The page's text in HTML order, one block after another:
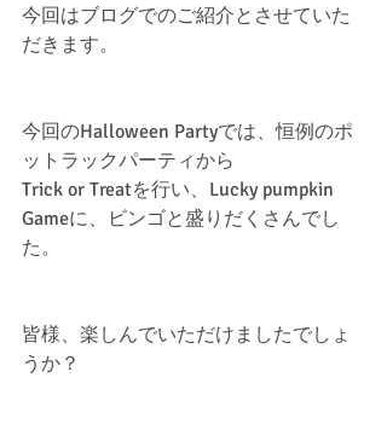
今回はブログでのご紹介とさせていた
だきます。
今回のHalloween Partyでは、恒例のポ
ットラックパーティから
Trick or Treatを行い、Lucky pumpkin
Gameに、ビンゴと盛りだくさんでし
た。
皆様、楽しんでいただけましたでしょ
うか？